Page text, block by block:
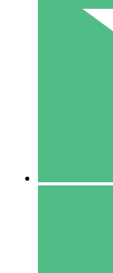
Zahlen Sie